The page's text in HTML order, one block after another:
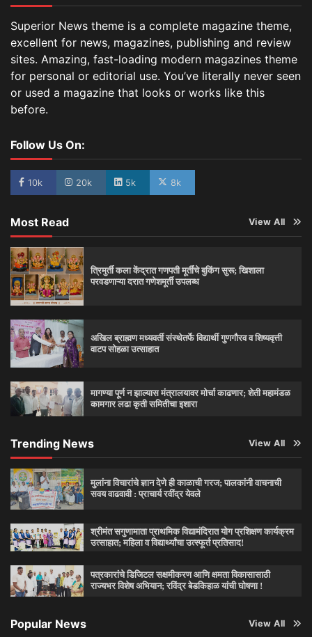
Superior News theme is a complete magazine theme,
excellent for news, magazines, publishing and review
sites. Amazing, fast-loading modern magazines theme
for personal or editorial use. You’ve literally never seen
or used a magazine that looks or works like this
before.
Follow Us On:
10k 20k 5k 8k
Most Read View All
त्रिमुर्ती कला केंद्रात गणपती मूर्तींचे बुकिंग सुरू; खिशाला
परवडणाऱ्या दरात गणेशमूर्ती उपलब्ध
अखिल ब्राह्मण मध्यवर्ती संस्थेतर्फे विद्यार्थी गुणगौरव व शिष्यवृत्ती
वाटप सोहळा उत्साहात
मागण्या पूर्ण न झाल्यास मंत्रालयावर मोर्चा काढणार; शेती महामंडळ
कामगार लढा कृती समितीचा इशारा
Trending News View All
मुलांना विचारांचे ज्ञान देणे ही काळाची गरज; पालकांनी वाचनाची
सवय वाढवावी : प्राचार्य रवींद्र येवले
श्रीमंत सगुणामाता प्राथमिक विद्यामंदिरात योग प्रशिक्षण कार्यक्रम
उत्साहात; महिला व विद्यार्थ्यांचा उत्स्फूर्त प्रतिसाद!
पत्रकारांचे डिजिटल सक्षमीकरण आणि क्षमता विकासासाठी
राज्यभर विशेष अभियान; रविंद्र बेडकिहाळ यांची घोषणा !
Popular News View All